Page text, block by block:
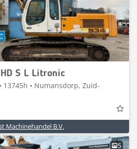
S L Litronic
13745h • Numansdorp, Zuid-
Machinehandel B.V.
5